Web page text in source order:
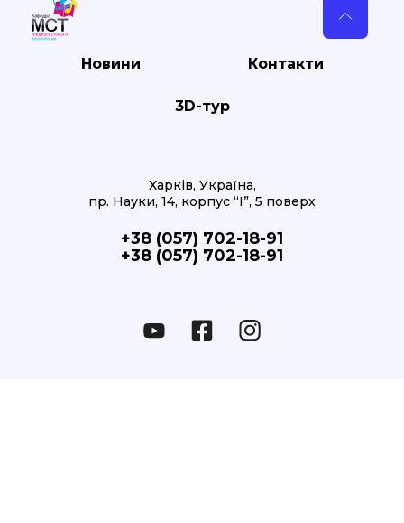
Новини Контакти
3D-тур
Харків, Україна,
пр. Науки, 14, корпус “І”, 5 поверх
+38 (057) 702-18-91
+38 (057) 702-18-91